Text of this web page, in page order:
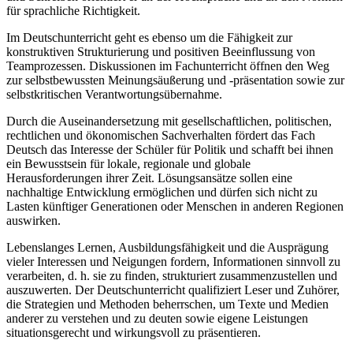
für sprachliche Richtigkeit.
Im Deutschunterricht geht es ebenso um die Fähigkeit zur
konstruktiven Strukturierung und positiven Beeinflussung von
Teamprozessen. Diskussionen im Fachunterricht öffnen den Weg
zur selbstbewussten Meinungsäußerung und -präsentation sowie zur
selbstkritischen Verantwortungsübernahme.
Durch die Auseinandersetzung mit gesellschaftlichen, politischen,
rechtlichen und ökonomischen Sachverhalten fördert das Fach
Deutsch das Interesse der Schüler für Politik und schafft bei ihnen
ein Bewusstsein für lokale, regionale und globale
Herausforderungen ihrer Zeit. Lösungsansätze sollen eine
nachhaltige Entwicklung ermöglichen und dürfen sich nicht zu
Lasten künftiger Generationen oder Menschen in anderen Regionen
auswirken.
Lebenslanges Lernen, Ausbildungsfähigkeit und die Ausprägung
vieler Interessen und Neigungen fordern, Informationen sinnvoll zu
verarbeiten, d. h. sie zu finden, strukturiert zusammenzustellen und
auszuwerten. Der Deutschunterricht qualifiziert Leser und Zuhörer,
die Strategien und Methoden beherrschen, um Texte und Medien
anderer zu verstehen und zu deuten sowie eigene Leistungen
situationsgerecht und wirkungsvoll zu präsentieren.